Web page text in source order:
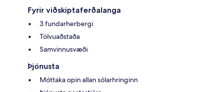
Fyrir viðskiptaferðalanga
3 fundarherbergi
Tölvuaðstaða
Samvinnusvæði
Þjónusta
Móttaka opin allan sólarhringinn